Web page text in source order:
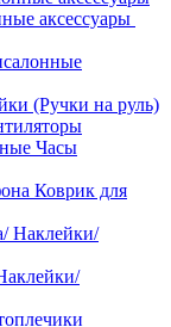
аксессуары
(Ручки на руль)
Часы
Коврик для